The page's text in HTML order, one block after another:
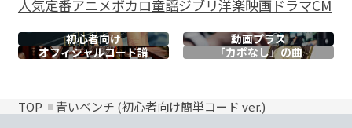
人気定番アニメボカロ童謡ジブリ洋楽映画ドラマCM
初心者向け
動画プラス
オフィシャルコード譜 「カポなし」の曲
TOP 青いベンチ (初心者向け簡単コード ver.)